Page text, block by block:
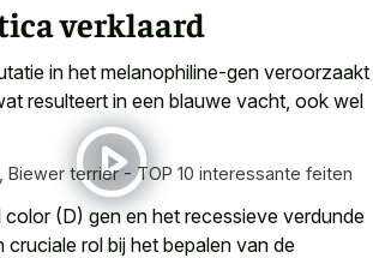
verklaard
in het melanophiline-gen veroorzaakt
resulteert in een blauwe vacht, ook wel
Biewer terrier - TOP 10 interessante feiten
(D) gen en het recessieve verdunde
cruciale rol bij het bepalen van de